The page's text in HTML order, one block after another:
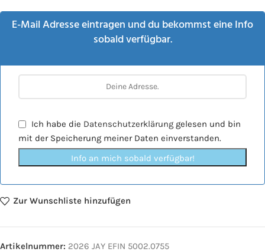
E-Mail Adresse eintragen und du bekommst eine Info
sobald verfügbar.
Ich habe die Datenschutzerklärung gelesen und bin
mit der Speicherung meiner Daten einverstanden.
Info an mich sobald verfügbar!
Zur Wunschliste hinzufügen
Artikelnummer: 2026 JAY EFIN 5002.0755